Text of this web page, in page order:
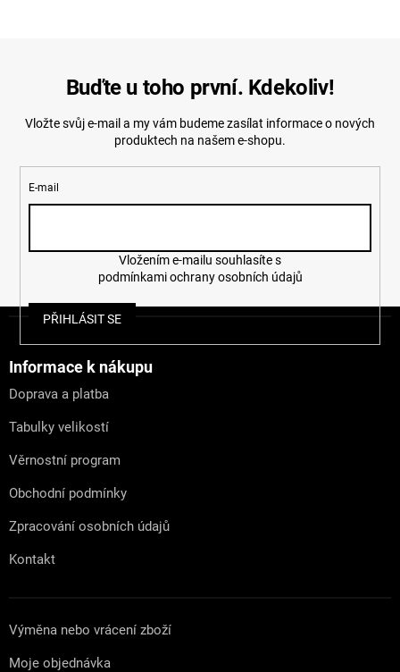
Buďte u toho první. Kdekoliv!
Vložte svůj e-mail a my vám budeme zasílat informace o nových
produktech na našem e-shopu.
E-mail
podmínkami ochrany osobních údajů
PŘIHLÁSIT SE
Informace k nákupu
Doprava a platba
Tabulky velikostí
Věrnostní program
Obchodní podmínky
Zpracování osobních údajů
Kontakt
Výměna nebo vrácení zboží
Moje objednávka